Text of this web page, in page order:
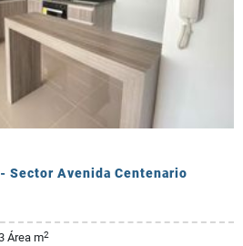
Sector Avenida Centenario
Área m2